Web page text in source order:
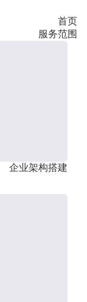
首页
服务范围
企业架构搭建